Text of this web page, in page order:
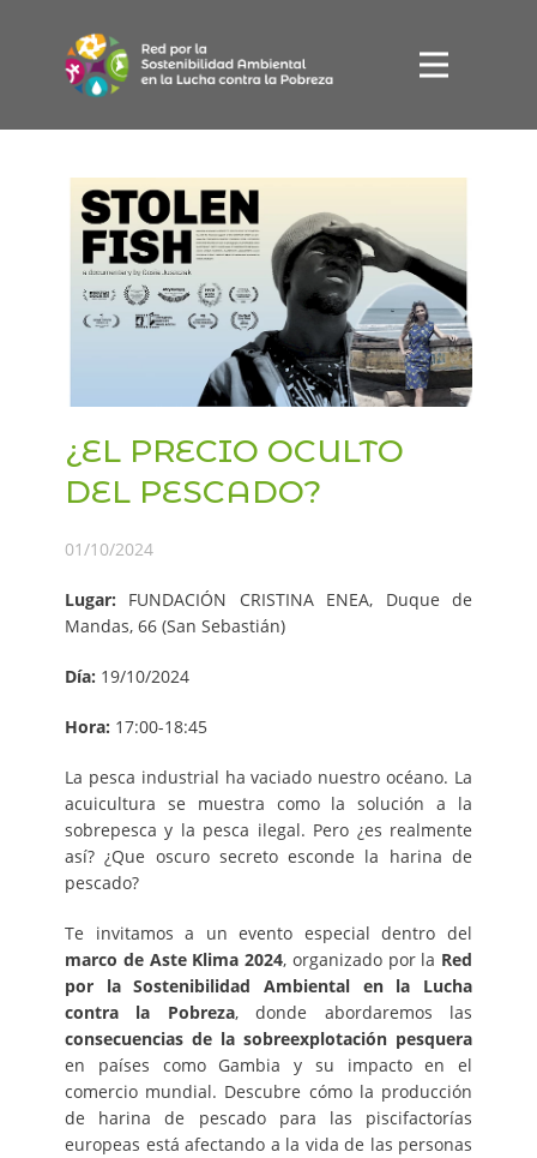
Inicio
Acciones
Publicaciones
¿EL PRECIO OCULTO
DEL PESCADO?
01/10/2024
Lugar: FUNDACIÓN CRISTINA ENEA, Duque de
Mandas, 66 (San Sebastián)
Día: 19/10/2024
Hora: 17:00-18:45
La pesca industrial ha vaciado nuestro océano. La
acuicultura se muestra como la solución a la
sobrepesca y la pesca ilegal. Pero ¿es realmente
así? ¿Que oscuro secreto esconde la harina de
pescado?
Te invitamos a un evento especial dentro del
marco de Aste Klima 2024, organizado por la Red
por la Sostenibilidad Ambiental en la Lucha
contra la Pobreza, donde abordaremos las
consecuencias de la sobreexplotación pesquera
en países como Gambia y su impacto en el
comercio mundial. Descubre cómo la producción
de harina de pescado para las piscifactorías
europeas está afectando a la vida de las personas